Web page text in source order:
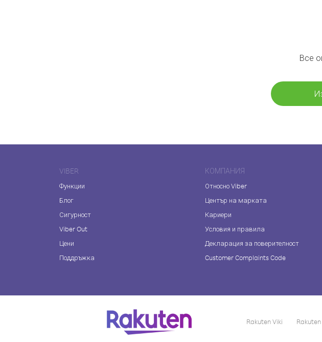
Все
VIBER
Функции
Блог
Сигурност
Viber Out
Цени
Поддръжка
КОМПАНИЯ
Относно Viber
Център на марката
Кариери
Условия и правила
Декларация за поверителност
Customer Complaints Code
Rakuten Viki